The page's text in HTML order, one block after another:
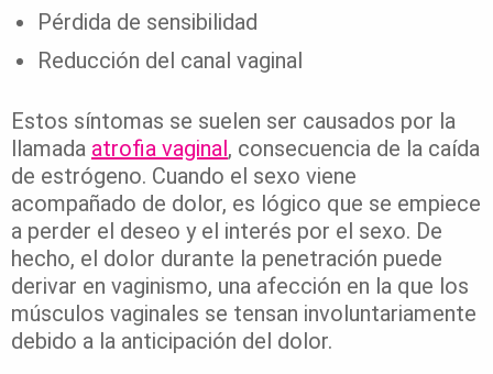
Pérdida de sensibilidad
Reducción del canal vaginal
Estos síntomas se suelen ser causados por la
llamada atrofia vaginal , consecuencia de la caída
de estrógeno. Cuando el sexo viene
acompañado de dolor, es lógico que se empiece
a perder el deseo y el interés por el sexo. De
hecho, el dolor durante la penetración puede
derivar en vaginismo, una afección en la que los
músculos vaginales se tensan involuntariamente
debido a la anticipación del dolor.